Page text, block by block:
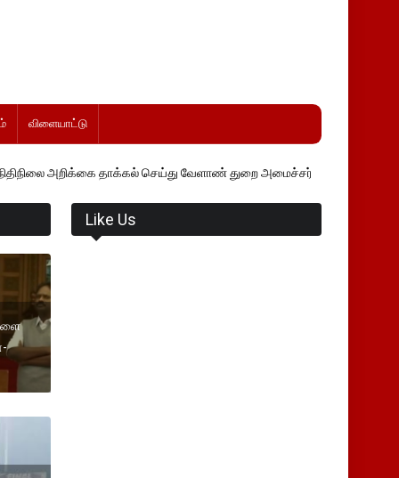
விளையாட்டு
தாக்கல் செய்து வேளாண் துறை அமைச்சர் வினோத் வாசித்து வருகிறார்.
Like Us